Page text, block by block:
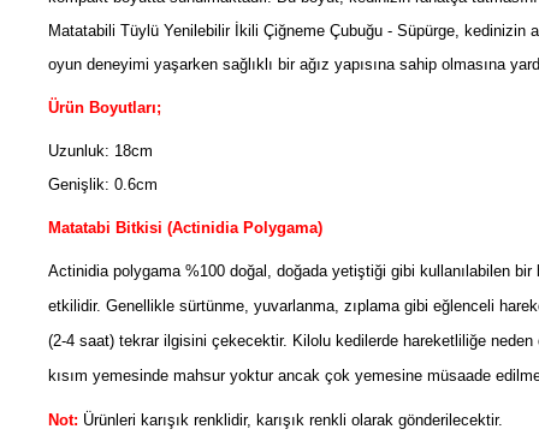
Matatabili Tüylü Yenilebilir İkili Çiğneme Çubuğu - Süpürge, kedinizin
oyun deneyimi yaşarken sağlıklı bir ağız yapısına sahip olmasına
Ürün Boyutları;
Uzunluk: 18cm
Genişlik: 0.6cm
Matatabi Bitkisi (Actinidia Polygama)
Actinidia polygama %100 doğal, doğada yetiştiği gibi kullanılabilen
etkilidir. Genellikle sürtünme, yuvarlanma, zıplama gibi eğlenceli
(2-4 saat) tekrar ilgisini çekecektir. Kilolu kedilerde hareketliliğe
kısım yemesinde mahsur yoktur ancak çok yemesine müsaade
Not: Ürünleri karışık renklidir, karışık renkli olarak gönderilecektir.